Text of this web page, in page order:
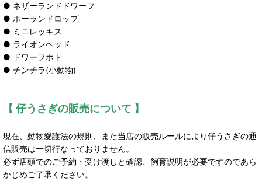
● ネザーランドドワーフ
● ホーランドロップ
● ミニレッキス
● ライオンヘッド
● ドワーフホト
● チンチラ(小動物)
【 仔うさぎの販売について 】
現在、動物愛護法の規則、また当店の販売ルールにより仔うさぎの通
信販売は一切行なっておりません。
必ず店頭でのご予約・受け渡しと確認、飼育説明が必要ですのであら
かじめご了承ください。